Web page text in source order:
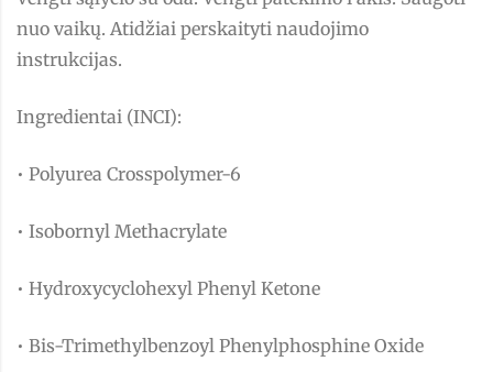
nuo vaikų. Atidžiai perskaityti naudojimo
instrukcijas.
Ingredientai (INCI):
• Polyurea Crosspolymer-6
• Isobornyl Methacrylate
• Hydroxycyclohexyl Phenyl Ketone
• Bis-Trimethylbenzoyl Phenylphosphine Oxide